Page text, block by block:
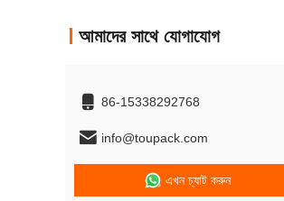
আমাদের সাথে যোগাযোগ
86-15338292768
info@toupack.com
এখন চ্যাট করুন